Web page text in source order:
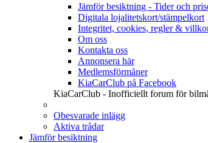
Jämför besiktning - Tider och
Digitala lojalitetskort/stämpelkort
Integritet, cookies, regler &
Om oss
Kontakta oss
Annonsera här
Medlemsförmåner
KiaCarClub på Facebook
KiaCarClub - Inofficiellt forum för
Obesvarade inlägg
Aktiva trådar
Jämför besiktning